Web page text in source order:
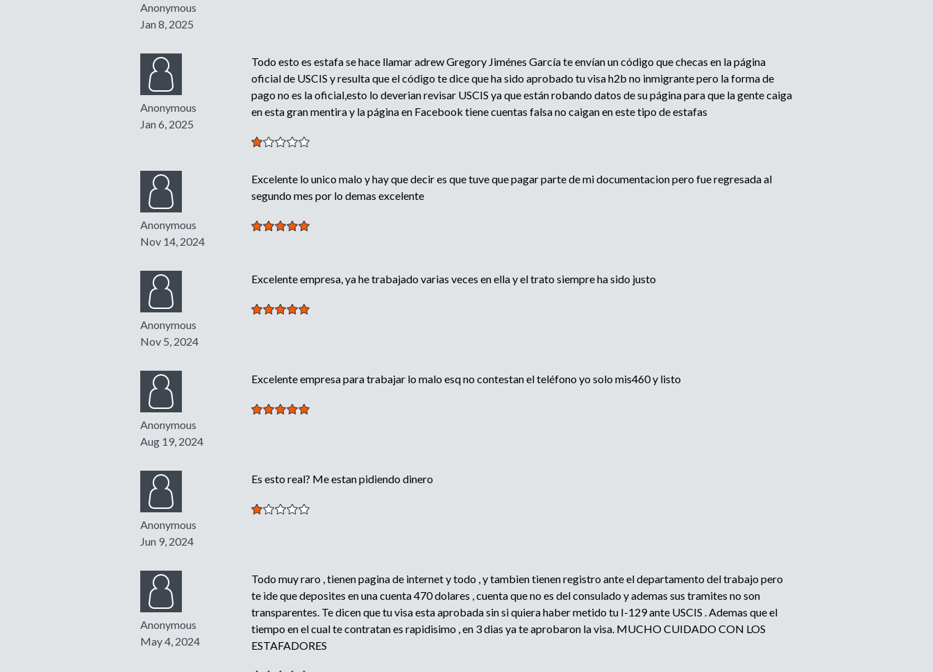
Anonymous
Jan 8, 2025
Anonymous
Jan 6, 2025
Todo esto es estafa se hace llamar adrew Gregory Jiménes García te envían un código que checas en la página
oficial de USCIS y resulta que el código te dice que ha sido aprobado tu visa h2b no inmigrante pero la forma de
pago no es la oficial,esto lo deverian revisar USCIS ya que están robando datos de su página para que la gente caiga
en esta gran mentira y la página en Facebook tiene cuentas falsa no caigan en este tipo de estafas
Anonymous
Nov 14, 2024
Excelente lo unico malo y hay que decir es que tuve que pagar parte de mi documentacion pero fue regresada al
segundo mes por lo demas excelente
Anonymous
Nov 5, 2024
Excelente empresa, ya he trabajado varias veces en ella y el trato siempre ha sido justo
Anonymous
Aug 19, 2024
Excelente empresa para trabajar lo malo esq no contestan el teléfono yo solo mis460 y listo
Anonymous
Jun 9, 2024
Es esto real? Me estan pidiendo dinero
Anonymous
May 4, 2024
Todo muy raro , tienen pagina de internet y todo , y tambien tienen registro ante el departamento del trabajo pero
te ìde que deposites en una cuenta 470 dolares , cuenta que no es del consulado y ademas sus tramites no son
transparentes. Te dicen que tu visa esta aprobada sin si quiera haber metido tu I-129 ante USCIS . Ademas que el
tiempo en el cual te contratan es rapidisimo , en 3 dias ya te aprobaron la visa. MUCHO CUIDADO CON LOS
ESTAFADORES